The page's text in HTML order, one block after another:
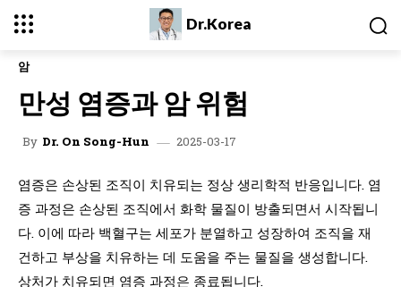
Dr.Korea
암
만성 염증과 암 위험
By Dr. On Song-Hun 2025-03-17
염증은 손상된 조직이 치유되는 정상 생리학적 반응입니다. 염
증 과정은 손상된 조직에서 화학 물질이 방출되면서 시작됩니
다. 이에 따라 백혈구는 세포가 분열하고 성장하여 조직을 재
건하고 부상을 치유하는 데 도움을 주는 물질을 생성합니다.
상처가 치유되면 염증 과정은 종료됩니다.